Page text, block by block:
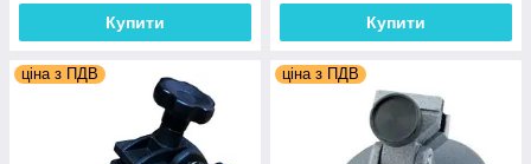
Купити Купити
ціна з ПДВ ціна з ПДВ